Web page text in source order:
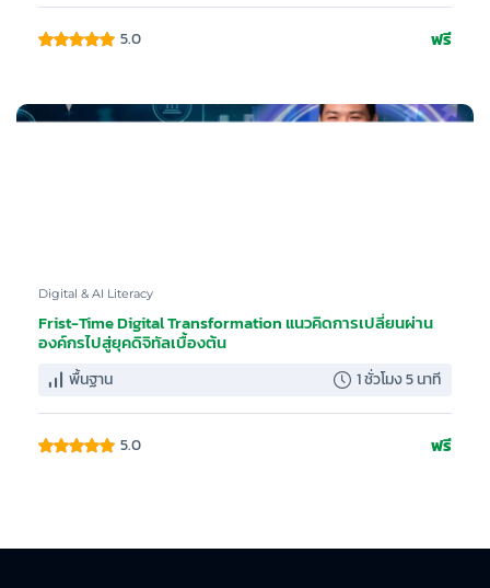
5.0 ฟรี
Digital & AI Literacy
Frist-Time Digital Transformation แนวคิดการเปลี่ยนผ่าน
องค์กรไปสู่ยุคดิจิทัลเบื้องต้น
พื้นฐาน 1 ชั่วโมง 5 นาที
5.0 ฟรี